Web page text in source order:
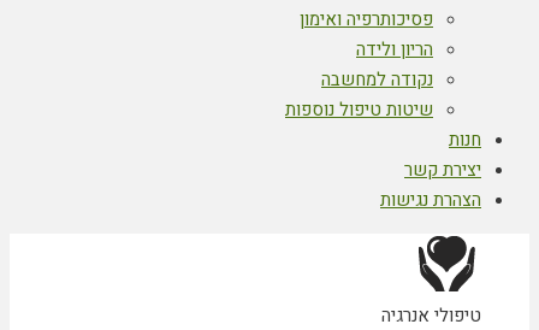
פסיכותרפיה ואימון
הריון ולידה
נקודה למחשבה
שיטות טיפול נוספות
חנות
יצירת קשר
הצהרת נגישות
טיפולי אנרגיה